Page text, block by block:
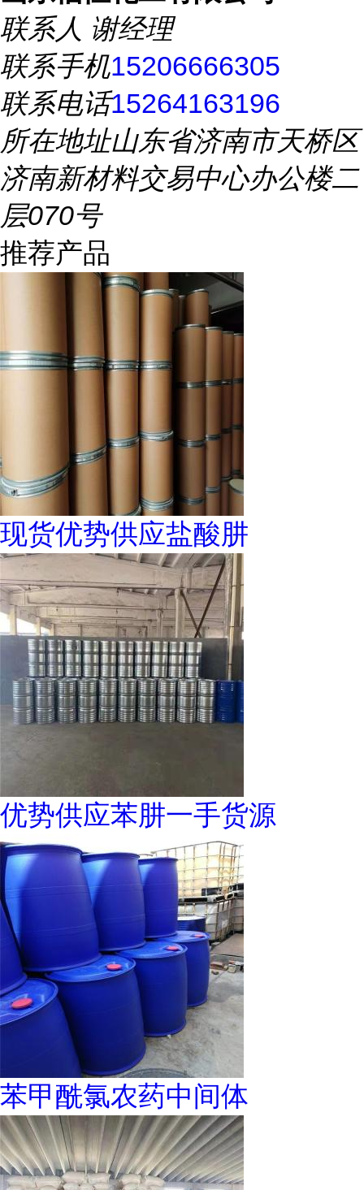
联系人 谢经理
联系手机15206666305
联系电话15264163196
所在地址山东省济南市天桥区
济南新材料交易中心办公楼二
层070号
推荐产品
现货优势供应盐酸肼
优势供应苯肼一手货源
苯甲酰氯农药中间体